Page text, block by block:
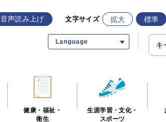
音声読み上げ 文字サイズ 拡大 標準
Language
健康・福祉・
衛生
生涯学習・文化・
スポーツ